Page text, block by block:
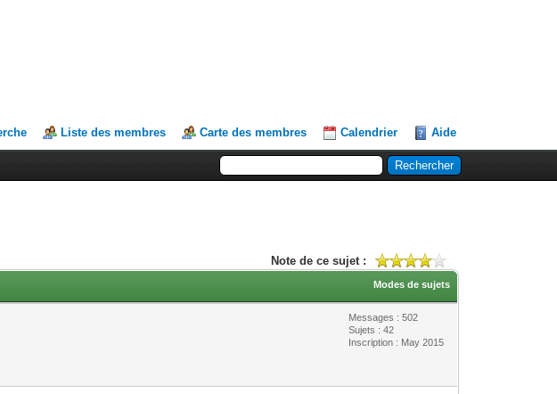
Liste des membres Carte des membres Calendrier Aide
Note de ce sujet :
Modes de sujets
Messages : 502
Sujets : 42
Inscription : May 2015